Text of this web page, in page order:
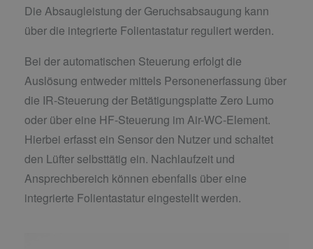
Die Absaugleistung der Geruchsabsaugung kann
über die integrierte Folientastatur reguliert werden.
Bei der automatischen Steuerung erfolgt die
Auslösung entweder mittels Personenerfassung über
die IR-Steuerung der Betätigungsplatte Zero Lumo
oder über eine HF-Steuerung im Air-WC-Element.
Hierbei erfasst ein Sensor den Nutzer und schaltet
den Lüfter selbsttätig ein. Nachlaufzeit und
Ansprechbereich können ebenfalls über eine
integrierte Folientastatur eingestellt werden.